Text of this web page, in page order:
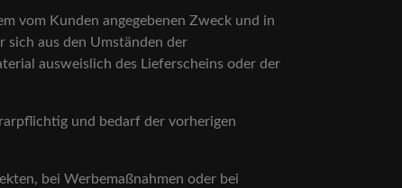
vom Kunden angegebenen Zweck und in
aus den Umständen der
ausweislich des Lieferscheins oder der
und bedarf der vorherigen
bei Werbemaßnahmen oder bei